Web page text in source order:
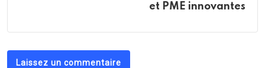
et PME innovantes
Laissez un commentaire